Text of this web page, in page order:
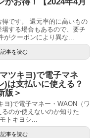
得です。 還元率的に高いもの
する場合もあるので、要チ
がクーポンにより異な...
記事を読む
ツキヨ)で電子マネ
)は支払いに使える？
版＞
ヨ)で電子マネー・WAON（ワ
のか使えないのか知りた
トキヨシ...
記事を読む